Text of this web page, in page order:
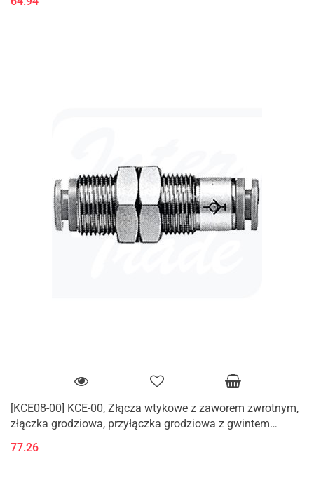
[KCE08-00] KCE-00, Złącza wtykowe z zaworem zwrotnym,
złączka grodziowa, przyłączka grodziowa z gwintem
77.26